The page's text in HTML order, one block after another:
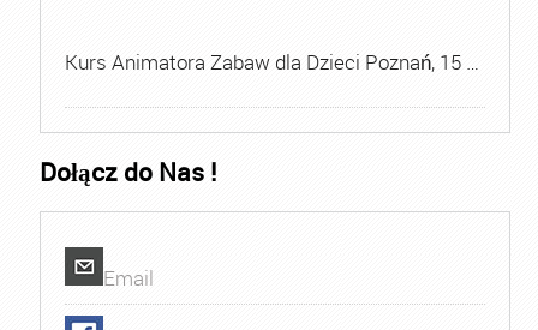
Kurs Animatora Zabaw dla Dzieci Poznań, 15 …
Dołącz do Nas !
Email